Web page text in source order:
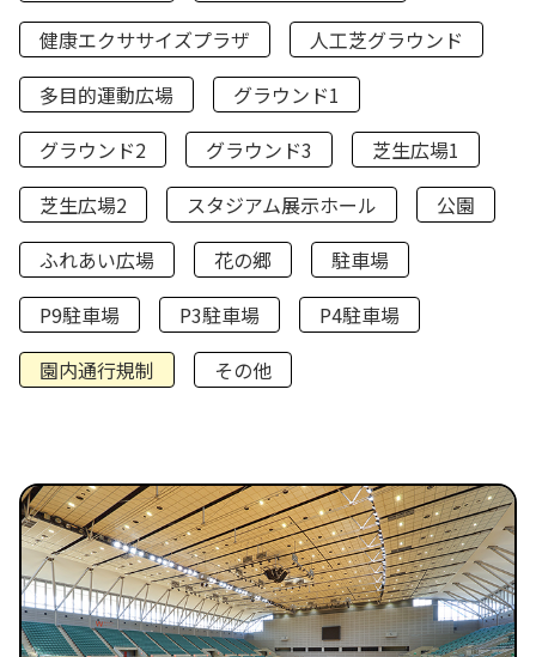
健康エクササイズプラザ
人工芝グラウンド
多目的運動広場
グラウンド1
グラウンド2
グラウンド3
芝生広場1
芝生広場2
スタジアム展示ホール
公園
ふれあい広場
花の郷
駐車場
P9駐車場
P3駐車場
P4駐車場
園内通行規制
その他